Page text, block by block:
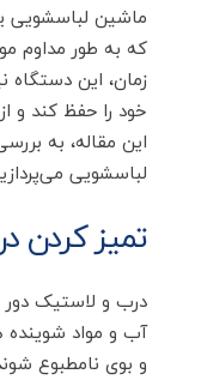
ماشین لباسشویی
که به طور مداوم
زمان، این دستگاه
خود را حفظ کند و
این مقاله، به
لباسشویی
تمیز کردن
درب و لاستیک
آب و مواد
و بوی نامطبوع